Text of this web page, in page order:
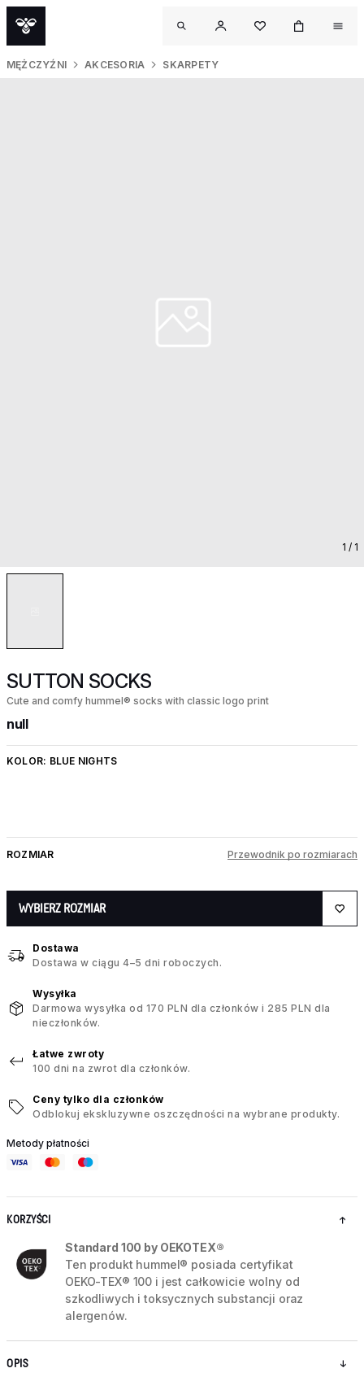
MĘŻCZYŹNI AKCESORIA SKARPETY
1 / 1
SUTTON SOCKS
Cute and comfy hummel® socks with classic logo print
null
KOLOR: BLUE NIGHTS
ROZMIAR Przewodnik po rozmiarach
WYBIERZ ROZMIAR
Dostawa
Dostawa w ciągu 4–5 dni roboczych.
Wysyłka
Darmowa wysyłka od 170 PLN dla członków i 285 PLN dla
nieczłonków.
Łatwe zwroty
100 dni na zwrot dla członków.
Ceny tylko dla członków
Odblokuj ekskluzywne oszczędności na wybrane produkty.
Metody płatności
KORZYŚCI
Standard 100 by OEKOTEX®
Ten produkt hummel® posiada certyfikat
OEKO-TEX® 100 i jest całkowicie wolny od
szkodliwych i toksycznych substancji oraz
alergenów.
OPIS